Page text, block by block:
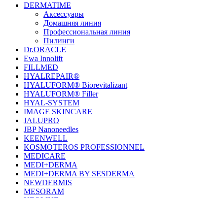
DERMATIME
Аксессуары
Домашняя линия
Профессиональная линия
Пилинги
Dr.ORACLE
Ewa Innolift
FILLMED
НYALREPAIR®
HYALUFORM® Biorevitalizant
HYALUFORM® Filler
HYAL-SYSTEM
IMAGE SKINCARE
JALUPRO
JBP Nanoneedles
KEENWELL
KOSMOTEROS PROFESSIONNEL
MEDICARE
MEDI+DERMA
MEDI+DERMA BY SESDERMA
NEWDERMIS
MESORAM